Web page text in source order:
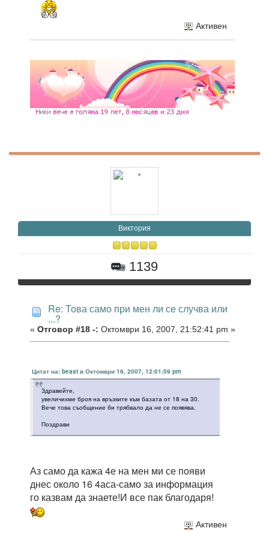
Активен
Виктория
1139
Re: Това само при мен ли се случва или
...?
« Отговор #18 -: Октомври 16, 2007, 21:52:41 pm »
Цитат на: beast в Октомври 16, 2007, 12:01:59 pm
Здравейте,
увеличихме броя на връзките към базата от 18 на 30.
Вече това съобщение би трябвало да не се появява.
Поздрави
Аз само да кажа 4е на мен ми се появи
днес около 16 4аса-само за информация
го казвам да знаете!И все пак благодаря!
Активен